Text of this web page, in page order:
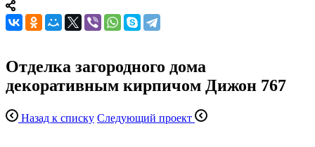
Отделка загородного дома
декоративным кирпичом Дижон 767
Назад к списку Следующий проект